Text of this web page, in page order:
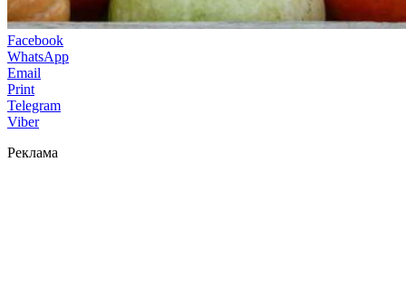
Facebook
WhatsApp
Email
Print
Telegram
Viber
Реклама